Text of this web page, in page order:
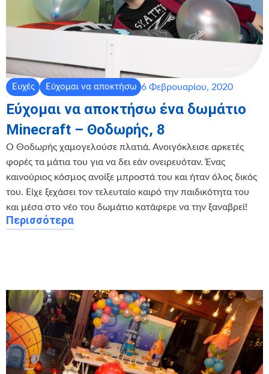
Ευχές Εύχομαι να αποκτήσω 6 Φεβρουαρίου, 2020
Εύχομαι να αποκτήσω ένα δωμάτιο
Minecraft – Θοδωρής, 8
Ο Θοδωρής χαμογελούσε πλατιά. Ανοιγόκλεισε αρκετές
φορές τα μάτια του για να δει εάν ονειρευόταν. Ένας
καινούριος κόσμος ανοίξε μπροστά του και ήταν όλος δικός
του. Είχε ξεχάσει τον τελευταίο καιρό την παιδικότητα του
και μέσα στο νέο του δωμάτιο κατάφερε να την ξαναβρεί!
Περισσότερα